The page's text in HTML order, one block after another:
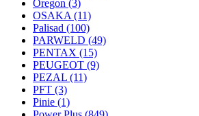
Oregon (3)
OSAKA (11)
Palisad (100)
PARWELD (49)
PENTAX (15)
PEUGEOT (9)
PEZAL (11)
PFT (3)
Pinie (1)